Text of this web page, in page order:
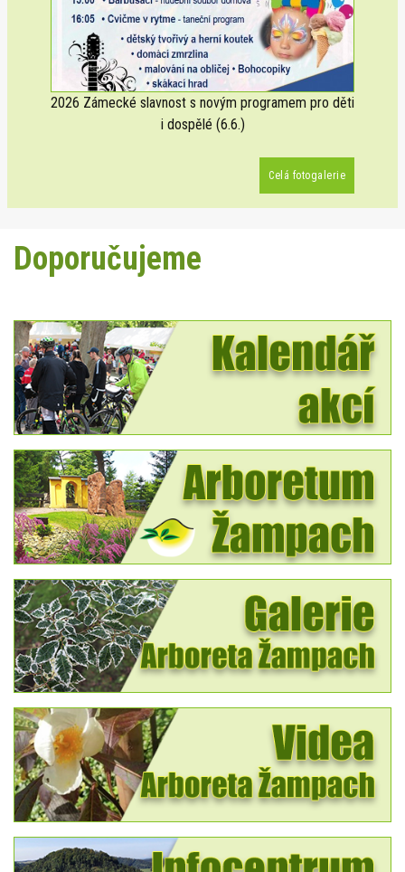
2026 Zámecké slavnost s novým programem pro děti
i dospělé (6.6.)
Celá fotogalerie
Doporučujeme